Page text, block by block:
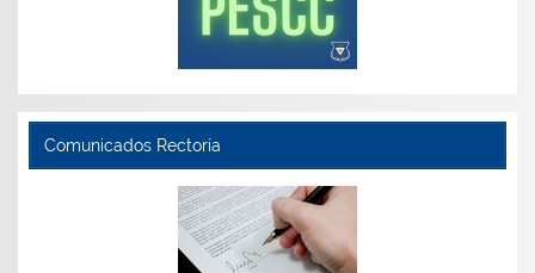
Comunicados Rectoría